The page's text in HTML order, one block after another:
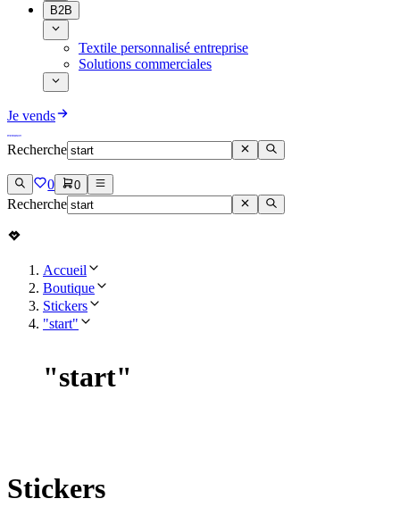
B2B
Textile personnalisé entreprise
Solutions commerciales
Je vends
Recherche
0 0
Recherche
Accueil
Boutique
Stickers
"start"
"start"
Stickers